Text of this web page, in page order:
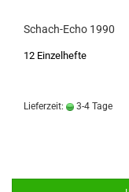
Schach-Echo 1990
12 Einzelhefte
Lieferzeit: 3-4 Tage